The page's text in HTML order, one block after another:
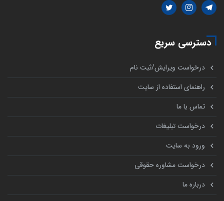
دسترسی سریع
درخواست ویرایش/ثبت نام
راهنمای استفاده از سایت
تماس با ما
درخواست تبلیغات
ورود به سایت
درخواست مشاوره حقوقی
درباره ما